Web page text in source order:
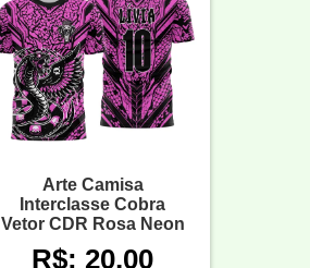
Arte Camisa
Interclasse Cobra
Vetor CDR Rosa Neon
R$: 20,00